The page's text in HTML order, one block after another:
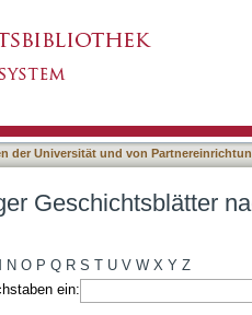
der Universität und von
Geschichtsblätter
N O P Q R S T U V W X Y Z
ein: